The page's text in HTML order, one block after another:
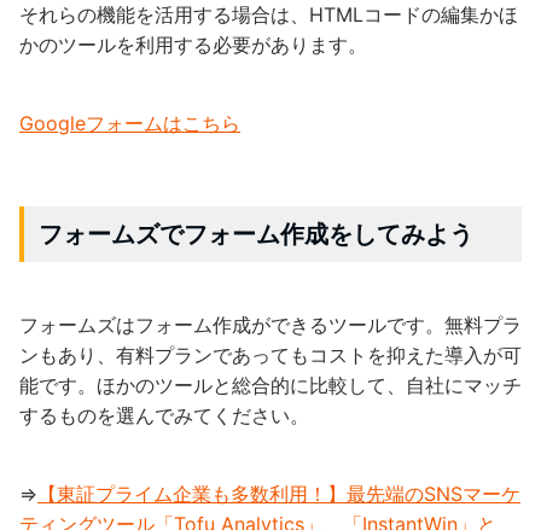
それらの機能を活用する場合は、HTMLコードの編集かほ
かのツールを利用する必要があります。
Googleフォームはこちら
フォームズでフォーム作成をしてみよう
フォームズはフォーム作成ができるツールです。無料プラ
ンもあり、有料プランであってもコストを抑えた導入が可
能です。ほかのツールと総合的に比較して、自社にマッチ
するものを選んでみてください。
⇒ 【東証プライム企業も多数利用！】最先端のSNSマーケ
ティングツール「Tofu Analytics」、「InstantWin」と